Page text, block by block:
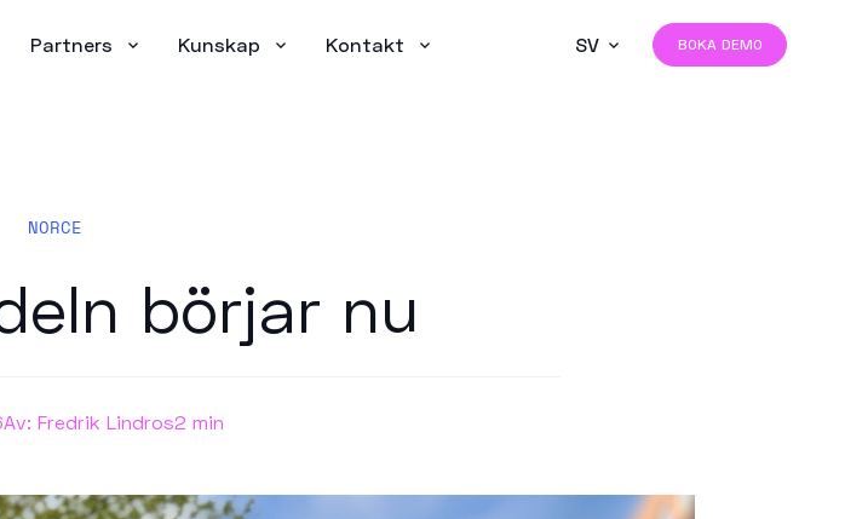
Partners Kunskap Kontakt SV BOKA DEMO
NORCE
börjar nu
Av: Fredrik Lindros2 min